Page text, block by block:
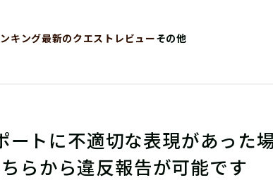
キング最新のクエストレビューその他
ートに不適切な表現があった
らから違反報告が可能です